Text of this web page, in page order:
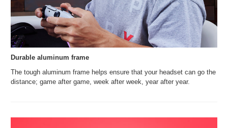
Durable aluminum frame
The tough aluminum frame helps ensure that your headset can go the
distance; game after game, week after week, year after year.